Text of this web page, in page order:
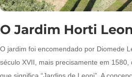
O Jardim Horti
O jardim foi encomendado por Diomede
século XVII, mais precisamente em 1580,
que significa “Jardins de Leoni”. A